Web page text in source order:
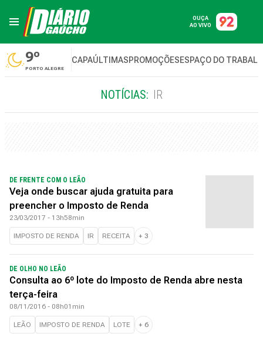
OUÇA
AO VIVO
9º
PORTO ALEGRE
CAPAÚLTIMASPROMOÇÕESESPAÇO DO
NOTÍCIAS: IR
DE FRENTE COM O LEÃO
Veja onde buscar ajuda gratuita para
preencher o Imposto de Renda
23/03/2017 - 13h58min
IMPOSTO DE RENDA IR RECEITA + 3
DE OLHO NO LEÃO
Consulta ao 6º lote do Imposto de Renda abre nesta
terça-feira
08/11/2016 - 08h01min
LEÃO IMPOSTO DE RENDA LOTE + 6